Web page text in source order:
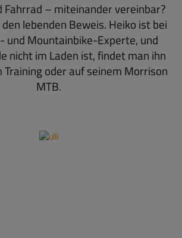
– miteinander vereinbar?
lebenden Beweis. Heiko ist bei
und Mountainbike-Experte, und
nicht im Laden ist, findet man ihn
oder auf seinem Morrison
MTB.